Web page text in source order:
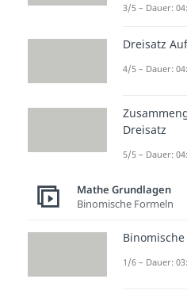
unser
Wissen
3/5 – Dauer:
Dreisatz
4/5 – Dauer:
Dreisatz
5/5 – Dauer:
Mathe Grundlagen
Binomische Formeln
1/6 – Dauer: